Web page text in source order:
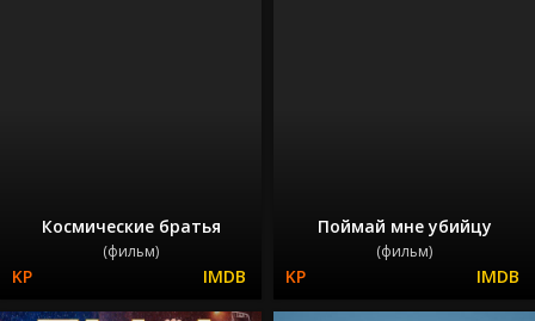
Космические братья
(фильм)
Поймай мне убийцу
(фильм)